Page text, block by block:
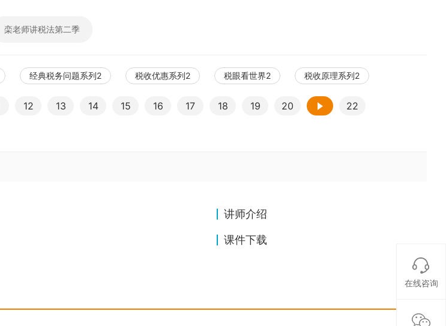
的税务处理
13 经典税务问题系列13：金融商品
税里的特殊性税务处理
栾老师讲税法第二季
经典税务问题系列2 税收优惠系列2 税眼看世界2 税收原理系列2
12 13 14 15 16 17 18 19 20 22
讲师介绍
课件下载
在线咨询